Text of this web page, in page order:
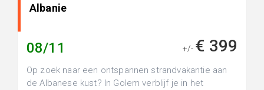
Albanie
08/11 +/- € 399
Op zoek naar een ontspannen strandvakantie aan
de Albanese kust? In Golem verblijf je in het